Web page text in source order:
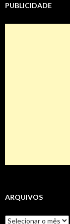
PUBLICIDADE
ARQUIVOS
Arquivos